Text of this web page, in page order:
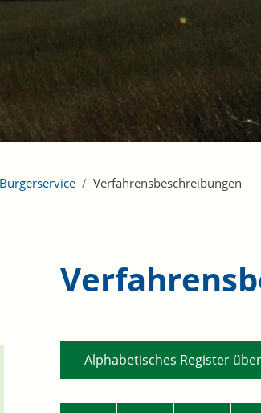
Bürgerservice Verfahrensbeschreibungen
Alphabetisches Register